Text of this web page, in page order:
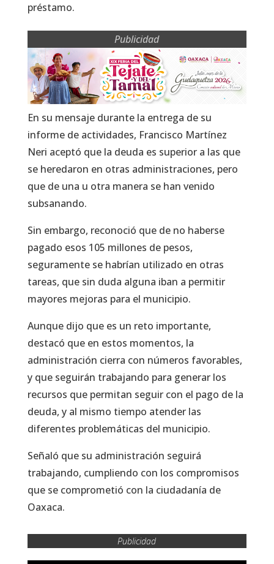
préstamo.
Publicidad
En su mensaje durante la entrega de su
informe de actividades, Francisco Martínez
Neri aceptó que la deuda es superior a las que
se heredaron en otras administraciones, pero
que de una u otra manera se han venido
subsanando.
Sin embargo, reconoció que de no haberse
pagado esos 105 millones de pesos,
seguramente se habrían utilizado en otras
tareas, que sin duda alguna iban a permitir
mayores mejoras para el municipio.
Aunque dijo que es un reto importante,
destacó que en estos momentos, la
administración cierra con números favorables,
y que seguirán trabajando para generar los
recursos que permitan seguir con el pago de la
deuda, y al mismo tiempo atender las
diferentes problemáticas del municipio.
Señaló que su administración seguirá
trabajando, cumpliendo con los compromisos
que se comprometió con la ciudadanía de
Oaxaca.
Publicidad